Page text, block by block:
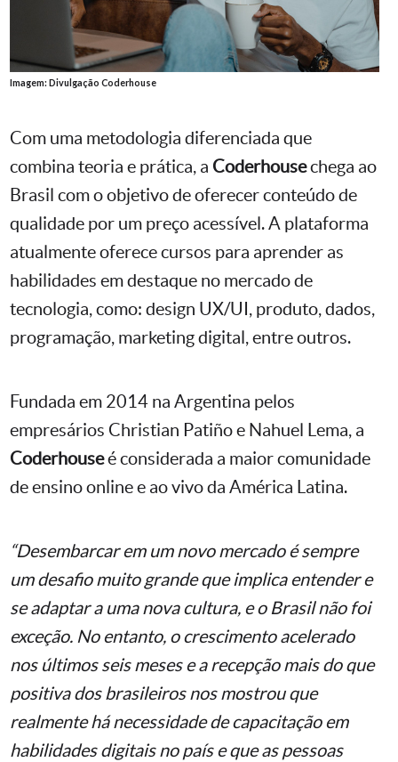
Imagem: Divulgação Coderhouse
Com uma metodologia diferenciada que
combina teoria e prática, a Coderhousechega ao
Brasil com o objetivo de oferecer conteúdo de
qualidade por um preço acessível. A plataforma
atualmente oferece cursos para aprender as
habilidades em destaque no mercado de
tecnologia, como: design UX/UI, produto, dados,
programação, marketing digital, entre outros.
Fundada em 2014 na Argentina pelos
empresários Christian Patiño e Nahuel Lema, a
Coderhouseé considerada a maior comunidade
de ensino online e ao vivo da América Latina.
“Desembarcar em um novo mercado é sempre
um desafio muito grande que implica entender e
se adaptar a uma nova cultura, e o Brasil não foi
exceção. No entanto, o crescimento acelerado
nos últimos seis meses e a recepção mais do que
positiva dos brasileiros nos mostrou que
realmente há necessidade de capacitação em
habilidades digitais no país e que as pessoas